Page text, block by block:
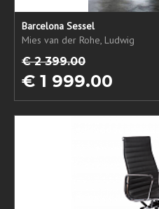
Barcelona Sessel
Mies van der Rohe, Ludwig
€ 2 399.00
€ 1 999.00